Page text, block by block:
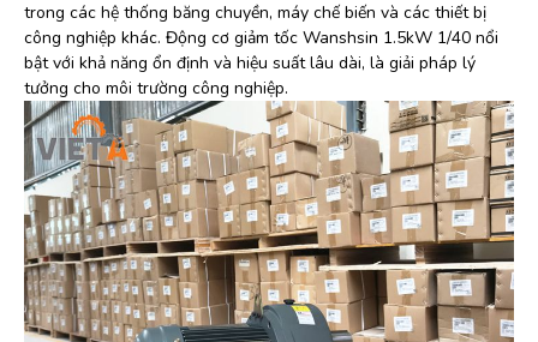
trong các hệ thống băng chuyền, máy chế biến và các thiết bị
công nghiệp khác. Động cơ giảm tốc Wanshsin 1.5kW 1/40 nổi
bật với khả năng ổn định và hiệu suất lâu dài, là giải pháp lý
tưởng cho môi trường công nghiệp.